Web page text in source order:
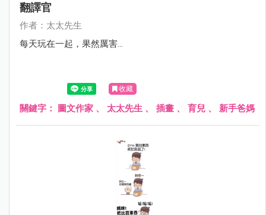
翻譯官
作者：太太先生
每天玩在一起，果然厲害...
收藏
關鍵字： 圖文作家 、 太太先生 、 插畫 、 育兒 、 新手爸媽